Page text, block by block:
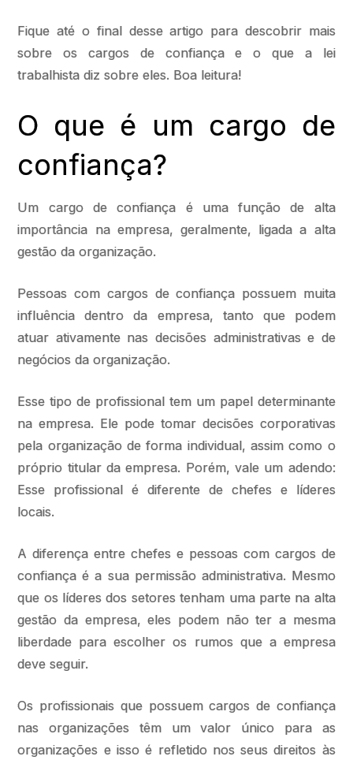
Fique até o final desse artigo para descobrir mais
sobre os cargos de confiança e o que a lei
trabalhista diz sobre eles. Boa leitura!
O que é um cargo de
confiança?
Um cargo de confiança é uma função de alta
importância na empresa, geralmente, ligada a alta
gestão da organização.
Pessoas com cargos de confiança possuem muita
influência dentro da empresa, tanto que podem
atuar ativamente nas decisões administrativas e de
negócios da organização.
Esse tipo de profissional tem um papel determinante
na empresa. Ele pode tomar decisões corporativas
pela organização de forma individual, assim como o
próprio titular da empresa. Porém, vale um adendo:
Esse profissional é diferente de chefes e líderes
locais.
A diferença entre chefes e pessoas com cargos de
confiança é a sua permissão administrativa. Mesmo
que os líderes dos setores tenham uma parte na alta
gestão da empresa, eles podem não ter a mesma
liberdade para escolher os rumos que a empresa
deve seguir.
Os profissionais que possuem cargos de confiança
nas organizações têm um valor único para as
organizações e isso é refletido nos seus direitos às